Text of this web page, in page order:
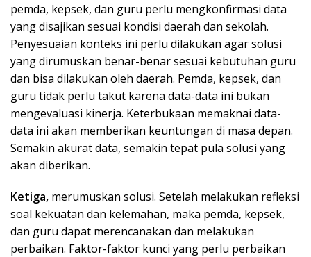
pemda, kepsek, dan guru perlu mengkonfirmasi data
yang disajikan sesuai kondisi daerah dan sekolah.
Penyesuaian konteks ini perlu dilakukan agar solusi
yang dirumuskan benar-benar sesuai kebutuhan guru
dan bisa dilakukan oleh daerah. Pemda, kepsek, dan
guru tidak perlu takut karena data-data ini bukan
mengevaluasi kinerja. Keterbukaan memaknai data-
data ini akan memberikan keuntungan di masa depan.
Semakin akurat data, semakin tepat pula solusi yang
akan diberikan.
Ketiga, merumuskan solusi. Setelah melakukan refleksi
soal kekuatan dan kelemahan, maka pemda, kepsek,
dan guru dapat merencanakan dan melakukan
perbaikan. Faktor-faktor kunci yang perlu perbaikan